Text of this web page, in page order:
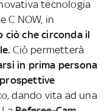
tecnologia
C NOW, in
che circonda il
Ciò permetterà
in prima persona
prospettive
dando vita ad una